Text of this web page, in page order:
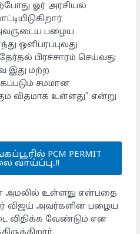
ஓர் அரசியல்
பழைய
ஒளிபரப்புவது
பிரச்சாரம் செய்வது
இது மற்ற
சமமான
விதமாக உள்ளது” என்று
PCM PERMIT
வாய்ப்பு..!!
அமலில் உள்ளது என்பதை
விஜய் அவர்களின் பழைய
விதிக்க வேண்டும் என